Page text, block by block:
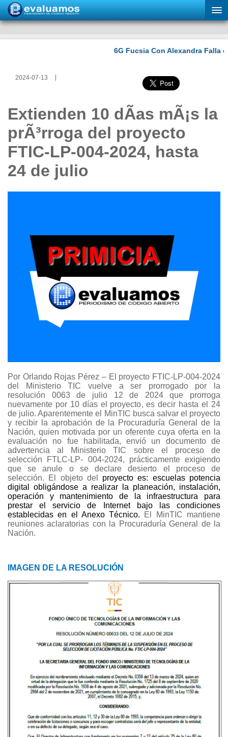
2024-07-13
Extienden 10 dÃ­as mÃ¡s la
prÃ³rroga del proyecto
FTIC-LP-004-2024, hasta
24 de julio
Por Orlando Rojas Pérez – El proyecto FTIC-LP-004-2024
del Ministerio TIC vuelve a ser prorrogado por la
resolución 0063 de julio 12 de 2024 que prorroga
nuevamente por 10 días el proyecto, es decir hasta el 24
de julio. Aparentemente el MinTIC busca salvar el proyecto
y recibir la aprobación de la Procuraduría General de la
Nación, quien motivada por un oferente cuya oferta en la
evaluación no fue habilitada, envió un documento de
advertencia al Ministerio TIC sobre el proceso de
selección FTLC-LP- 004-2024, prácticamente exigiendo
que se anule o se declare desierto el proceso de
selección. El objeto del proyecto es: escuelas potencia
digital obligándose a realizar la planeación, instalación,
operación y mantenimiento de la infraestructura para
prestar el servicio de Internet bajo las condiciones
establecidas en el Anexo Técnico. El MinTIC mantiene
reuniones aclaratorias con la Procuraduría General de la
Nación.
IMAGEN DE LA RESOLUCIÓN